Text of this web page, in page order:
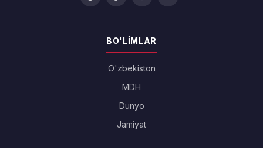
BO'LIMLAR
O'zbekiston
MDH
Dunyo
Jamiyat